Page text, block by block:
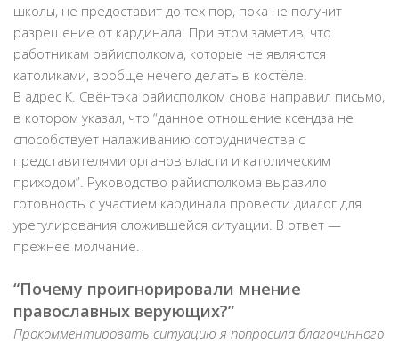
школы, не предоставит до тех пор, пока не получит
разрешение от кардинала. При этом заметив, что
работникам райисполкома, которые не являются
католиками, вообще нечего делать в костёле.
В адрес К. Свёнтэка райисполком снова направил письмо,
в котором указал, что “данное отношение ксендза не
способствует налаживанию сотрудничества с
представителями органов власти и католическим
приходом”. Руководство райисполкома выразило
готовность с участием кардинала провести диалог для
урегулирования сложившейся ситуации. В ответ —
прежнее молчание.
“Почему проигнорировали мнение
православных верующих?”
Прокомментировать ситуацию я попросила благочинного